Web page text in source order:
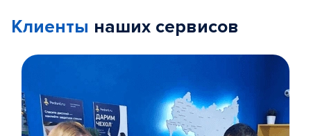
Клиенты наших сервисов